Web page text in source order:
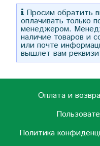
Просим обратить
оплачивать только
менеджером.
наличие товаров и
или почте
вышлет вам
Оплата и
Политика